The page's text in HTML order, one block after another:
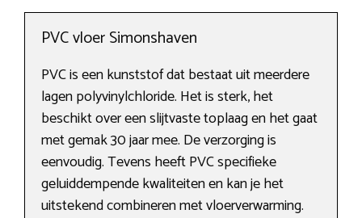
PVC vloer Simonshaven
PVC is een kunststof dat bestaat uit meerdere
lagen polyvinylchloride. Het is sterk, het
beschikt over een slijtvaste toplaag en het gaat
met gemak 30 jaar mee. De verzorging is
eenvoudig. Tevens heeft PVC specifieke
geluiddempende kwaliteiten en kan je het
uitstekend combineren met vloerverwarming.